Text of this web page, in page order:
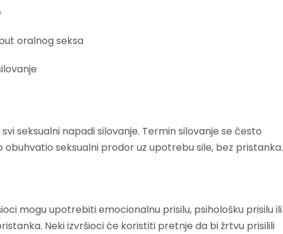
oralnog seksa
seksualni napadi silovanje. Termin silovanje se često
seksualni prodor uz upotrebu sile, bez pristanka.
mogu upotrebiti emocionalnu prisilu, psihološku prisilu ili
Neki izvršioci će koristiti pretnje da bi žrtvu prisilili